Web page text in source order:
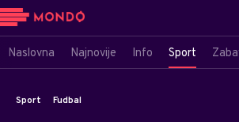
Naslovna Najnovije Info Sport
Sport Fudbal